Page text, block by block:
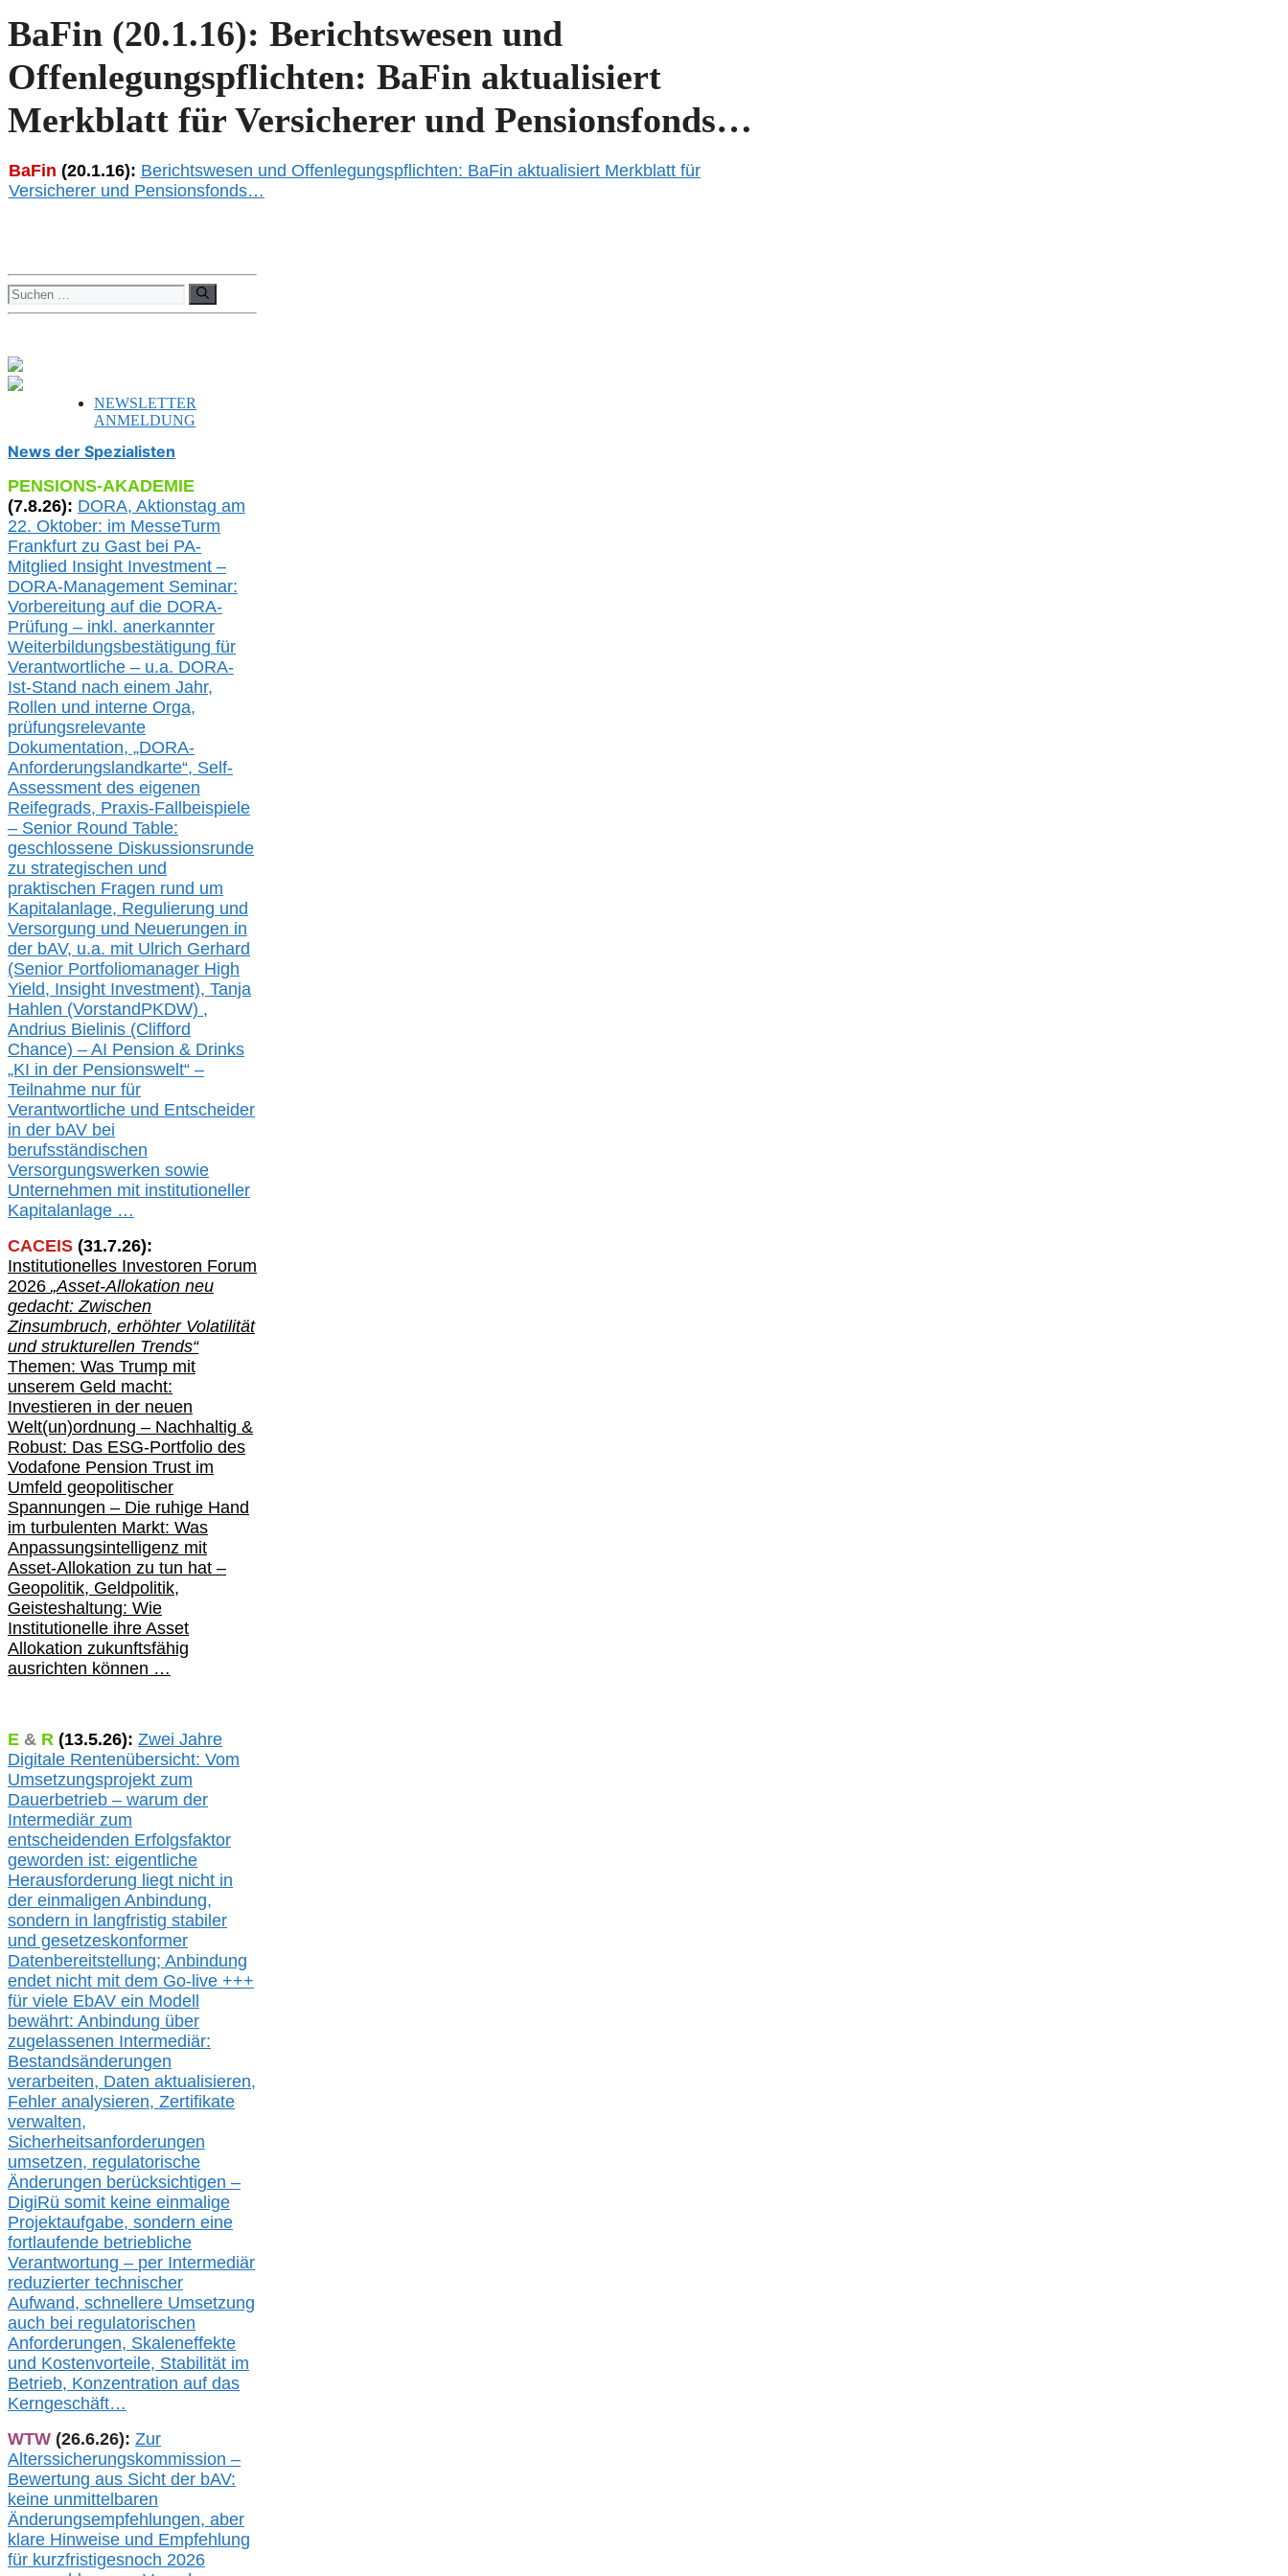
BaFin (20.1.16): Berichtswesen und
Offenlegungspflichten: BaFin aktualisiert
Merkblatt für Versicherer und Pensionsfonds…
BaFin (20.1.16): Berichtswesen und Offenlegungspflichten: BaFin aktualisiert Merkblatt für
Versicherer und Pensionsfonds…
Suchen
nach:
NEWSLETTER
ANMELDUNG
News der Spezialisten
PENSIONS-AKADEMIE
(7.8.26): DORA, Aktionstag am
22. Oktober: im MesseTurm
Frankfurt zu Gast bei PA-
Mitglied Insight Investment –
DORA-Management Seminar:
Vorbereitung auf die DORA-
Prüfung – inkl. anerkannter
Weiterbildungsbestätigung für
Verantwortliche – u.a. DORA-
Ist-Stand nach einem Jahr,
Rollen und interne Orga,
prüfungsrelevante
Dokumentation, „DORA-
Anforderungslandkarte“, Self-
Assessment des eigenen
Reifegrads, Praxis-Fallbeispiele
– Senior Round Table:
geschlossene Diskussionsrunde
zu strategischen und
praktischen Fragen rund um
Kapitalanlage, Regulierung und
Versorgung und Neuerungen in
der bAV, u.a. mit Ulrich Gerhard
(Senior Portfoliomanager High
Yield, Insight Investment), Tanja
Hahlen (VorstandPKDW) ,
Andrius Bielinis (Clifford
Chance) – AI Pension & Drinks
„KI in der Pensionswelt“ –
Teilnahme nur für
Verantwortliche und Entscheider
in der bAV bei
berufsständischen
Versorgungswerken sowie
Unternehmen mit institutioneller
Kapitalanlage …
CACEIS (31.7.26):
Institutionelles Investoren Forum
2026 „Asset-Allokation neu
gedacht: Zwischen
Zinsumbruch, erhöhter Volatilität
und strukturellen Trends“
Themen: Was Trump mit
unserem Geld macht:
Investieren in der neuen
Welt(un)ordnung – Nachhaltig &
Robust: Das ESG-Portfolio des
Vodafone Pension Trust im
Umfeld geopolitischer
Spannungen – Die ruhige Hand
im turbulenten Markt: Was
Anpassungsintelligenz mit
Asset-Allokation zu tun hat –
Geopolitik, Geldpolitik,
Geisteshaltung: Wie
Institutionelle ihre Asset
Allokation zukunftsfähig
ausrichten können …
E & R (13.5.26): Zwei Jahre
Digitale Rentenübersicht: Vom
Umsetzungsprojekt zum
Dauerbetrieb – warum der
Intermediär zum
entscheidenden Erfolgsfaktor
geworden ist: eigentliche
Herausforderung liegt nicht in
der einmaligen Anbindung,
sondern in langfristig stabiler
und gesetzeskonformer
Datenbereitstellung; Anbindung
endet nicht mit dem Go-live +++
für viele EbAV ein Modell
bewährt: Anbindung über
zugelassenen Intermediär:
Bestandsänderungen
verarbeiten, Daten aktualisieren,
Fehler analysieren, Zertifikate
verwalten,
Sicherheitsanforderungen
umsetzen, regulatorische
Änderungen berücksichtigen –
DigiRü somit keine einmalige
Projektaufgabe, sondern eine
fortlaufende betriebliche
Verantwortung – per Intermediär
reduzierter technischer
Aufwand, schnellere Umsetzung
auch bei regulatorischen
Anforderungen, Skaleneffekte
und Kostenvorteile, Stabilität im
Betrieb, Konzentration auf das
Kerngeschäft…
WTW (26.6.26): Zur
Alterssicherungskommission –
Bewertung aus Sicht der bAV:
keine unmittelbaren
Änderungsempfehlungen, aber
klare Hinweise und Empfehlung
für kurzfristigesnoch 2026